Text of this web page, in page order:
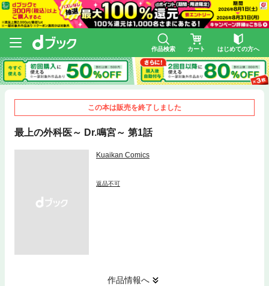
作品検索 カート はじめての方へ
この本は販売を終了しました
最上の外科医～ Dr.鳴宮～ 第1話
Kuaikan Comics
返品不可
作品情報へ